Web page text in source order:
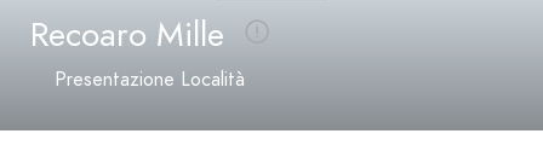
Recoaro Mille
Presentazione Località